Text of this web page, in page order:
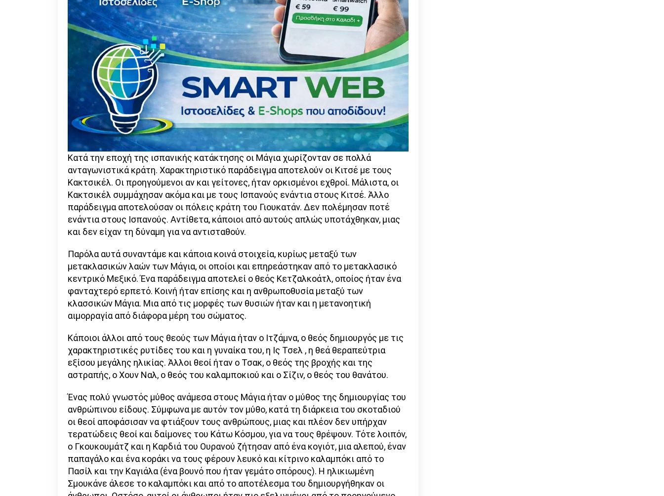
Κατά την εποχή της ισπανικής κατάκτησης οι Μάγια χωρίζονταν σε πολλά
ανταγωνιστικά κράτη. Χαρακτηριστικό παράδειγμα αποτελούν οι Κιτσέ με τους
Κακτσικέλ. Οι προηγούμενοι αν και γείτονες, ήταν ορκισμένοι εχθροί. Μάλιστα, οι
Κακτσικέλ συμμάχησαν ακόμα και με τους Ισπανούς ενάντια στους Κιτσέ. Άλλο
παράδειγμα αποτελούσαν οι πόλεις κράτη του Γιουκατάν. Δεν πολέμησαν ποτέ
ενάντια στους Ισπανούς. Αντίθετα, κάποιοι από αυτούς απλώς υποτάχθηκαν, μιας
και δεν είχαν τη δύναμη για να αντισταθούν.
Παρόλα αυτά συναντάμε και κάποια κοινά στοιχεία, κυρίως μεταξύ των
μετακλασικών λαών των Μάγια, οι οποίοι και επηρεάστηκαν από το μετακλασικό
κεντρικό Μεξικό. Ένα παράδειγμα αποτελεί ο θεός Κετζαλκοάτλ, οποίος ήταν ένα
φανταχτερό ερπετό. Κοινή ήταν επίσης και η ανθρωποθυσία μεταξύ των
κλασσικών Μάγια. Μια από τις μορφές των θυσιών ήταν και η μετανοητική
αιμορραγία από διάφορα μέρη του σώματος.
Κάποιοι άλλοι από τους θεούς των Μάγια ήταν ο Ιτζάμνα, ο θεός δημιουργός με τις
χαρακτηριστικές ρυτίδες του και η γυναίκα του, η Ις Τσελ , η θεά θεραπεύτρια
εξίσου μεγάλης ηλικίας. Άλλοι θεοί ήταν ο Τσακ, ο θεός της βροχής και της
αστραπής, ο Χουν Ναλ, ο θεός του καλαμποκιού και ο Σίζιν, ο θεός του θανάτου.
Ένας πολύ γνωστός μύθος ανάμεσα στους Μάγια ήταν ο μύθος της δημιουργίας του
ανθρώπινου είδους. Σύμφωνα με αυτόν τον μύθο, κατά τη διάρκεια του σκοταδιού
οι θεοί αποφάσισαν να φτιάξουν τους ανθρώπους, μιας και πλέον δεν υπήρχαν
τερατώδεις θεοί και δαίμονες του Κάτω Κόσμου, για να τους θρέψουν. Τότε λοιπόν,
ο Γκουκουμάτζ και η Καρδιά του Ουρανού ζήτησαν από ένα κογιότ, μια αλεπού, έναν
παπαγάλο και ένα κοράκι να τους φέρουν λευκό και κίτρινο καλαμπόκι από το
Πασίλ και την Καγιάλα (ένα βουνό που ήταν γεμάτο σπόρους). Η ηλικιωμένη
Σμουκάνε άλεσε το καλαμπόκι και από το αποτέλεσμα του δημιουργήθηκαν οι